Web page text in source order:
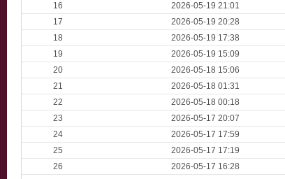
16
2026-05-19 21:01
17
2026-05-19 20:28
18
2026-05-19 17:38
19
2026-05-19 15:09
20
2026-05-18 15:06
21
2026-05-18 01:31
22
2026-05-18 00:18
23
2026-05-17 20:07
24
2026-05-17 17:59
25
2026-05-17 17:19
26
2026-05-17 16:28